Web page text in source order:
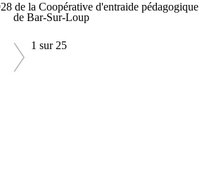
de la Coopérative d'entraide pédagogique
de Bar-Sur-Loup
1 sur 25